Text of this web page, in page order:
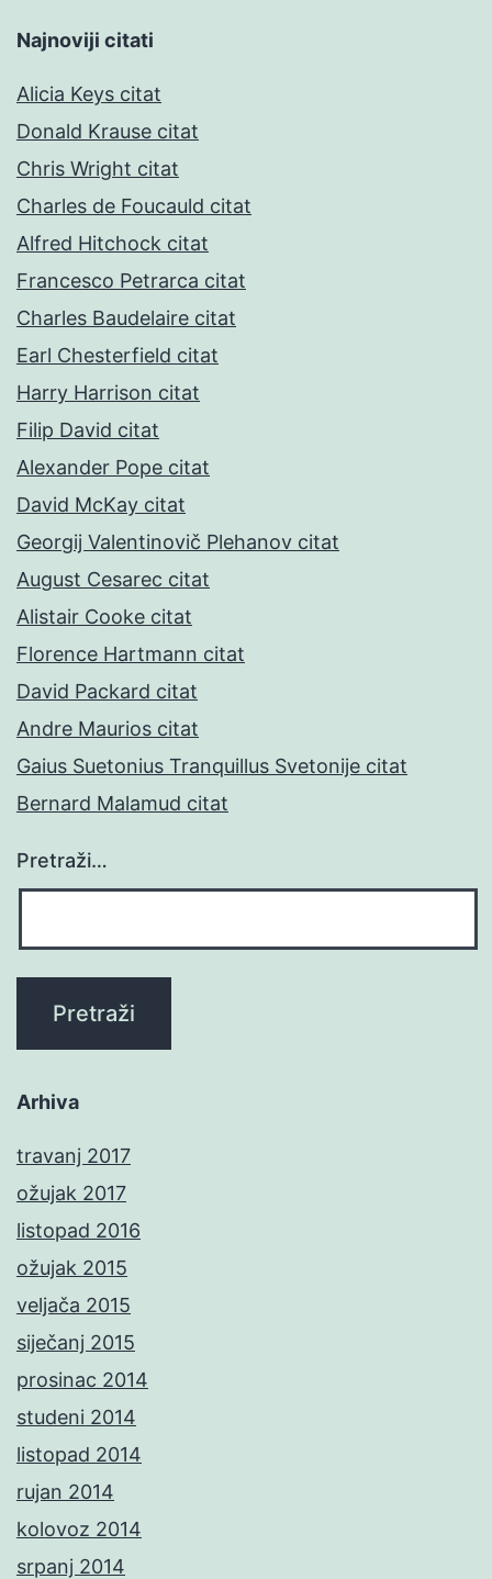
Najnoviji citati
Alicia Keys citat
Donald Krause citat
Chris Wright citat
Charles de Foucauld citat
Alfred Hitchock citat
Francesco Petrarca citat
Charles Baudelaire citat
Earl Chesterfield citat
Harry Harrison citat
Filip David citat
Alexander Pope citat
David McKay citat
Georgij Valentinovič Plehanov citat
August Cesarec citat
Alistair Cooke citat
Florence Hartmann citat
David Packard citat
Andre Maurios citat
Gaius Suetonius Tranquillus Svetonije citat
Bernard Malamud citat
Pretraži…
Arhiva
travanj 2017
ožujak 2017
listopad 2016
ožujak 2015
veljača 2015
siječanj 2015
prosinac 2014
studeni 2014
listopad 2014
rujan 2014
kolovoz 2014
srpanj 2014